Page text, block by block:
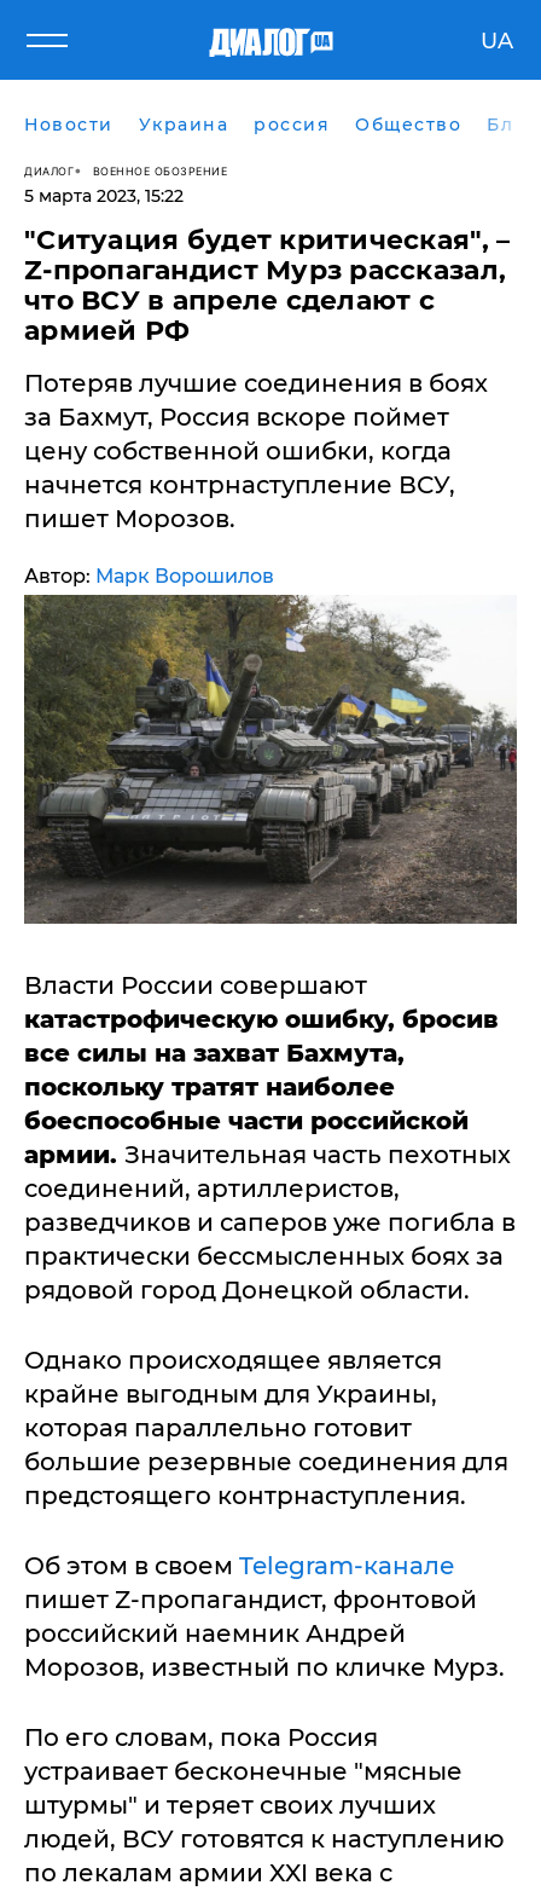
UA
Новости Украина россия Общество
ДИАЛОГ ВОЕННОЕ ОБОЗРЕНИЕ
5 марта 2023, 15:22
"Ситуация будет критическая", –
Z-пропагандист Мурз рассказал,
что ВСУ в апреле сделают с
армией РФ
Потеряв лучшие соединения в боях
за Бахмут, Россия вскоре поймет
цену собственной ошибки, когда
начнется контрнаступление ВСУ,
пишет Морозов.
Автор: Марк Ворошилов
Власти России совершают
катастрофическую ошибку, бросив
все силы на захват Бахмута,
поскольку тратят наиболее
боеспособные части российской
армии. Значительная часть пехотных
соединений, артиллеристов,
разведчиков и саперов уже погибла в
практически бессмысленных боях за
рядовой город Донецкой области.
Однако происходящее является
крайне выгодным для Украины,
которая параллельно готовит
большие резервные соединения для
предстоящего контрнаступления.
Об этом в своем Telegram-канале
пишет Z-пропагандист, фронтовой
российский наемник Андрей
Морозов, известный по кличке Мурз.
По его словам, пока Россия
устраивает бесконечные "мясные
штурмы" и теряет своих лучших
людей, ВСУ готовятся к наступлению
по лекалам армии XXI века с